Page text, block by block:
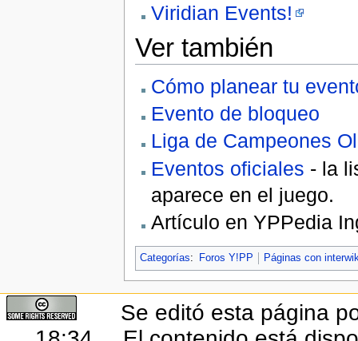
Viridian Events!
Ver también
Cómo planear tu
Evento de bloqueo
Liga de Campeones
Eventos oficiales - la
aparece en el juego.
Artículo en YPPedia
Categorías: Foros Y!PP Páginas con
Se editó esta página